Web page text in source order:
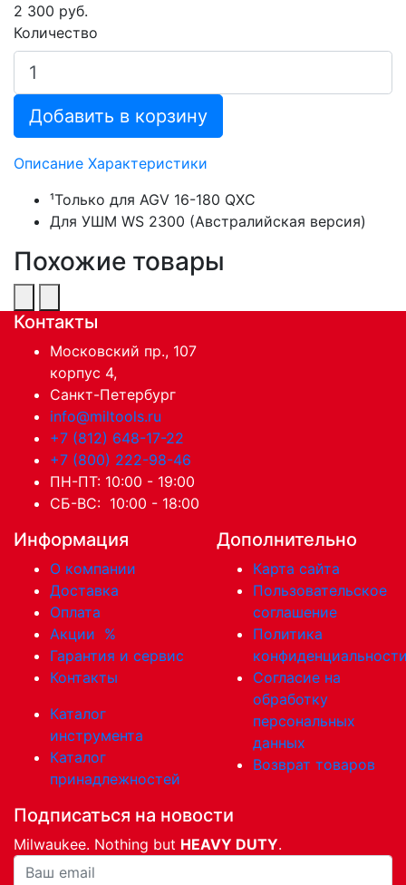
2 300 руб.
Количество
Добавить в корзину
Описание Характеристики
¹Только для AGV 16-180 QXC
Для УШМ WS 2300 (Австралийская версия)
Похожие товары
Контакты
Московский пр., 107
корпус 4,
Санкт-Петербург
info@miltools.ru
+7 (812) 648-17-22
+7 (800) 222-98-46
ПН-ПТ: 10:00 - 19:00
СБ-ВС: 10:00 - 18:00
Информация
О компании
Доставка
Оплата
Акции %
Гарантия и сервис
Контакты
Каталог
инструмента
Каталог
принадлежностей
Дополнительно
Карта сайта
Пользовательское
соглашение
Политика
Согласие на
обработку
персональных
данных
Возврат товаров
Подписаться на новости
Milwaukee. Nothing but HEAVY DUTY.
Ваша почта